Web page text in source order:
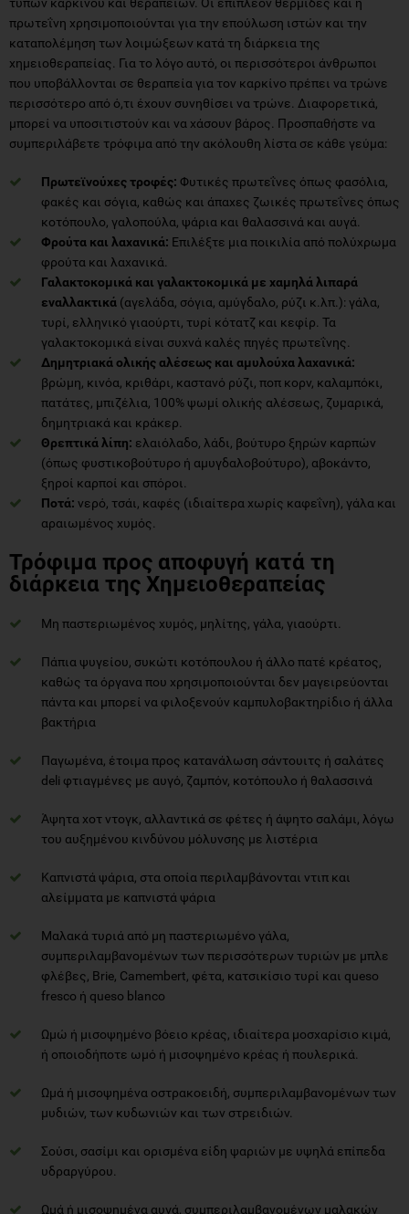
πρωτεΐνη χρησιμοποιούνται για την επούλωση ιστών και την
καταπολέμηση των λοιμώξεων κατά τη διάρκεια της
χημειοθεραπείας. Για το λόγο αυτό, οι περισσότεροι άνθρωποι
που υποβάλλονται σε θεραπεία για τον καρκίνο πρέπει να τρώνε
περισσότερο από ό,τι έχουν συνηθίσει να τρώνε. Διαφορετικά,
μπορεί να υποσιτιστούν και να χάσουν βάρος. Προσπαθήστε να
συμπεριλάβετε τρόφιμα από την ακόλουθη λίστα σε κάθε γεύμα:
Πρωτεϊνούχες τροφές: Φυτικές πρωτεΐνες όπως φασόλια,
φακές και σόγια, καθώς και άπαχες ζωικές πρωτεΐνες όπως
κοτόπουλο, γαλοπούλα, ψάρια και θαλασσινά και αυγά.
Φρούτα και λαχανικά: Επιλέξτε μια ποικιλία από πολύχρωμα
φρούτα και λαχανικά.
Γαλακτοκομικά και γαλακτοκομικά με χαμηλά λιπαρά
εναλλακτικά (αγελάδα, σόγια, αμύγδαλο, ρύζι κ.λπ.): γάλα,
τυρί, ελληνικό γιαούρτι, τυρί κότατζ και κεφίρ. Τα
γαλακτοκομικά είναι συχνά καλές πηγές πρωτεΐνης.
Δημητριακά ολικής αλέσεως και αμυλούχα λαχανικά:
βρώμη, κινόα, κριθάρι, καστανό ρύζι, ποπ κορν, καλαμπόκι,
πατάτες, μπιζέλια, 100% ψωμί ολικής αλέσεως, ζυμαρικά,
δημητριακά και κράκερ.
Θρεπτικά λίπη: ελαιόλαδο, λάδι, βούτυρο ξηρών καρπών
(όπως φυστικοβούτυρο ή αμυγδαλοβούτυρο), αβοκάντο,
ξηροί καρποί και σπόροι.
Ποτά: νερό, τσάι, καφές (ιδιαίτερα χωρίς καφεΐνη), γάλα και
αραιωμένος χυμός.
Τρόφιμα προς αποφυγή κατά τη
διάρκεια της Χημειοθεραπείας
Μη παστεριωμένος χυμός, μηλίτης, γάλα, γιαούρτι.
Πάπια ψυγείου, συκώτι κοτόπουλου ή άλλο πατέ κρέατος,
καθώς τα όργανα που χρησιμοποιούνται δεν μαγειρεύονται
πάντα και μπορεί να φιλοξενούν καμπυλοβακτηρίδιο ή άλλα
βακτήρια
Παγωμένα, έτοιμα προς κατανάλωση σάντουιτς ή σαλάτες
deli φτιαγμένες με αυγό, ζαμπόν, κοτόπουλο ή θαλασσινά
Άψητα χοτ ντογκ, αλλαντικά σε φέτες ή άψητο σαλάμι, λόγω
του αυξημένου κινδύνου μόλυνσης με λιστέρια
Καπνιστά ψάρια, στα οποία περιλαμβάνονται ντιπ και
αλείμματα με καπνιστά ψάρια
Μαλακά τυριά από μη παστεριωμένο γάλα,
συμπεριλαμβανομένων των περισσότερων τυριών με μπλε
φλέβες, Brie, Camembert, φέτα, κατσικίσιο τυρί και queso
fresco ή queso blanco
Ωμώ ή μισοψημένο βόειο κρέας, ιδιαίτερα μοσχαρίσιο κιμά,
ή οποιοδήποτε ωμό ή μισοψημένο κρέας ή πουλερικά.
Ωμά ή μισοψημένα οστρακοειδή, συμπεριλαμβανομένων των
μυδιών, των κυδωνιών και των στρειδιών.
Σούσι, σασίμι και ορισμένα είδη ψαριών με υψηλά επίπεδα
υδραργύρου.
Ωμά ή μισοψημένα αυγά, συμπεριλαμβανομένων μαλακών